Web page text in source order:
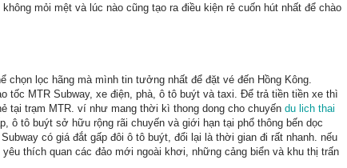
mỏi mệt và lúc nào cũng tạo ra điều kiện rẻ cuốn hút nhất để chào
chọn lọc hãng mà mình tin tưởng nhất để đặt vé đến Hồng Kông.
tốc MTR Subway, xe điện, phà, ô tô buýt và taxi. Để trả tiền tiền xe thì
tại trạm MTR. ví như mang thời kì thong dong cho chuyến du lich thai
ô tô buýt sở hữu rộng rãi chuyến và giới hạn tại phổ thông bến dọc
có giá đắt gấp đôi ô tô buýt, đổi lại là thời gian đi rất nhanh. nếu
thích quan các đảo mới ngoài khơi, những cảng biển và khu thị trấn